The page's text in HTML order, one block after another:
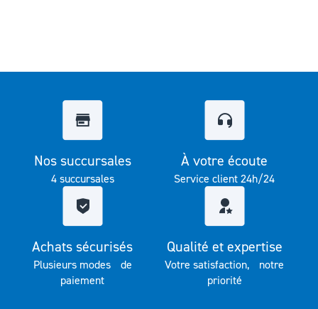
Nos succursales
4 succursales
À votre écoute
Service client 24h/24
Achats sécurisés
Plusieurs modes de
paiement
Qualité et expertise
Votre satisfaction, notre
priorité